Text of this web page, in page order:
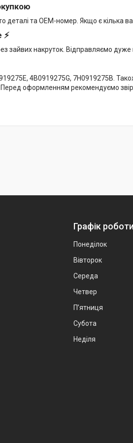
деталі та OEM-номер. Якщо є кілька
зайвих накруток. Відправляємо
4B0919275G, 7H0919275B.
Перед оформленням рекомендуємо
Графік роботи
Понеділок
Вівторок
Середа
Четвер
Пʼятниця
Субота
Неділя